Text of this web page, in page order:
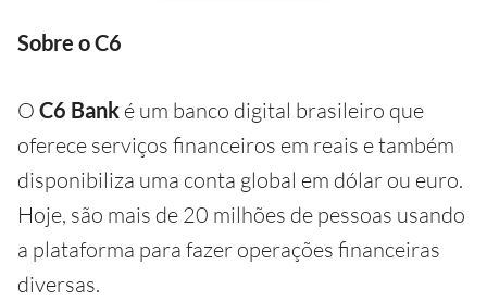
Sobre o C6
O C6 Bank é um banco digital brasileiro que
oferece serviços financeiros em reais e também
disponibiliza uma conta global em dólar ou euro.
Hoje, são mais de 20 milhões de pessoas usando
a plataforma para fazer operações financeiras
diversas.